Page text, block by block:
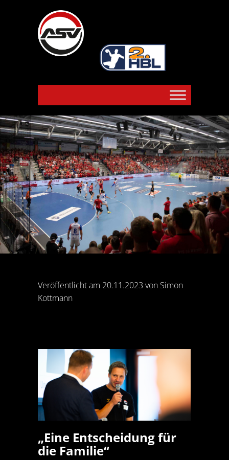
Veröffentlicht am 20.11.2023 von Simon
Kottmann
„Eine Entscheidung für
die Familie“